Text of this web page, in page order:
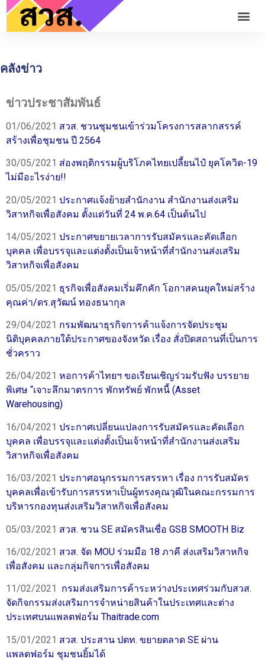
คลังข่าว
ข่าวประชาสัมพันธ์
01/06/2021 สวส. ชวนชุมชนเข้าร่วมโครงการสลากสรรค์
สร้างเพื่อชุมชน ปี 2564
30/05/2021 ส่องพฤติกรรมผู้บริโภคไทยเปลี้ยนไป๋ ยุคโควิด-19
ไม่มีอะไรง่าย!!
20/05/2021 ประกาศแจ้งย้ายสำนักงาน สำนักงานส่งเสริม
วิสาหกิจเพื่อสังคม ตั้งแต่วันที่ 24 พ.ค.64 เป็นต้นไป
14/05/2021 ประกาศขยายเวลาการรับสมัครและคัดเลือก
บุคคล เพื่อบรรจุและแต่งตั้งเป็นเจ้าหน้าที่สำนักงานส่งเสริม
วิสาหกิจเพื่อสังคม
05/05/2021 ธุรกิจเพื่อสังคมเริ่มคึกคัก โอกาสคนยุคใหม่สร้าง
คุณค่า/ดร.สุวัฒน์ ทองธนากุล
29/04/2021 กรมพัฒนาธุรกิจการค้าแจ้งการจัดประชุม
นิติบุคคลภายใต้ประกาศของจังหวัด เรื่อง สั่งปิดสถานที่เป็นการ
ชั่วคราว
26/04/2021 หอการค้าไทยฯ ขอเรียนเชิญร่วมรับฟัง บรรยาย
พิเศษ “เจาะลึกมาตรการ พักทรัพย์ พักหนี้ (Asset
Warehousing)
16/04/2021 ประกาศเปลี่ยนแปลงการรับสมัครและคัดเลือก
บุคคล เพื่อบรรจุและแต่งตั้งเป็นเจ้าหน้าที่สำนักงานส่งเสริม
วิสาหกิจเพื่อสังคม
16/03/2021 ประกาศอนุกรรมการสรรหา เรื่อง การรับสมัคร
บุคคลเพื่อเข้ารับการสรรหาเป็นผู้ทรงคุณวุฒิในคณะกรรมการ
บริหารกองทุนส่งเสริมวิสาหกิจเพื่อสังคม
05/03/2021 สวส. ชวน SE สมัครสินเชื่อ GSB SMOOTH Biz
16/02/2021 สวส. จัด MOU ร่วมมือ 18 ภาคี ส่งเสริมวิสาหกิจ
เพื่อสังคม และกลุ่มกิจการเพื่อสังคม
11/02/2021 กรมส่งเสริมการค้าระหว่างประเทศร่วมกับสวส.
จัดกิจกรรมส่งเสริมการจำหน่ายสินค้าในประเทศและต่าง
ประเทศบนแพลตฟอร์ม Thaitrade.com
15/01/2021 สวส. ประสาน ปตท. ขยายตลาด SE ผ่าน
แพลตฟอร์ม ชุมชนยิ้มได้